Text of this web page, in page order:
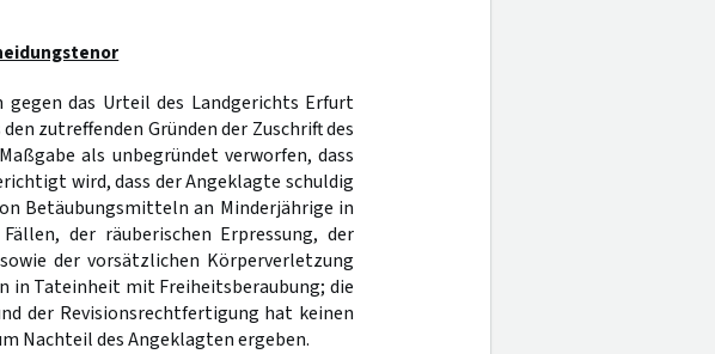
gegen das Urteil des Landgerichts Erfurt
zutreffenden Gründen der Zuschrift des
als unbegründet verworfen, dass
wird, dass der Angeklagte schuldig
Betäubungsmitteln an Minderjährige in
der räuberischen Erpressung, der
der vorsätzlichen Körperverletzung
in Tateinheit mit Freiheitsberaubung; die
der Revisionsrechtfertigung hat keinen
Nachteil des Angeklagten ergeben.